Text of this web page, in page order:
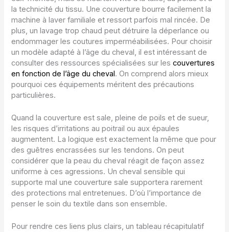
la technicité du tissu. Une couverture bourre facilement la
machine à laver familiale et ressort parfois mal rincée. De
plus, un lavage trop chaud peut détruire la déperlance ou
endommager les coutures imperméabilisées. Pour choisir
un modèle adapté à l’âge du cheval, il est intéressant de
consulter des ressources spécialisées sur lescouvertures
en fonction de l’âge du cheval. On comprend alors mieux
pourquoi ces équipements méritent des précautions
particulières.
Quand la couverture est sale, pleine de poils et de sueur,
les risques d’irritations au poitrail ou aux épaules
augmentent. La logique est exactement la même que pour
des guêtres encrassées sur les tendons. On peut
considérer que la peau du cheval réagit de façon assez
uniforme à ces agressions. Un cheval sensible qui
supporte mal une couverture sale supportera rarement
des protections mal entretenues. D’où l’importance de
penser le soin du textile dans son ensemble.
Pour rendre ces liens plus clairs, un tableau récapitulatif